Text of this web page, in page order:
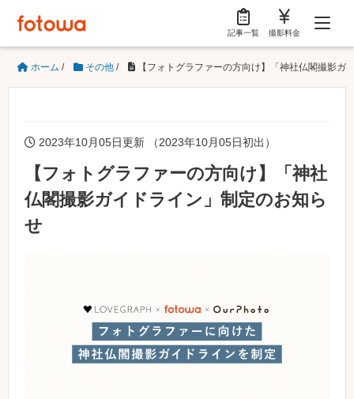
記事一覧 撮影料金
ホーム / その他 / 【フォトグラファーの方向け】「神社仏閣撮影ガ
2023年10月05日更新 （2023年10月05日初出）
【フォトグラファーの方向け】「神社
仏閣撮影ガイドライン」制定のお知ら
せ